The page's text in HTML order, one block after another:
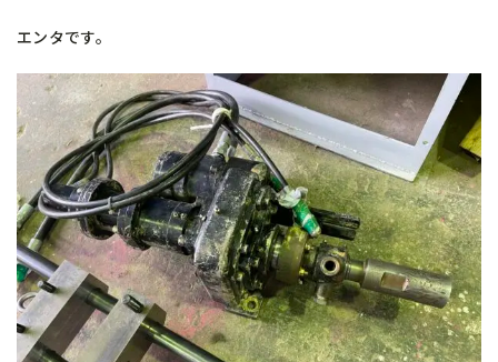
エンタです。